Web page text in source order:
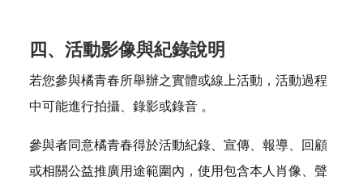
四、活動影像與紀錄說明
若您參與橘青春所舉辦之實體或線上活動，活動過程
中可能進行拍攝、錄影或錄音 。
參與者同意橘青春得於活動紀錄、宣傳、報導、回顧
或相關公益推廣用途範圍內，使用包含本人肖像、聲